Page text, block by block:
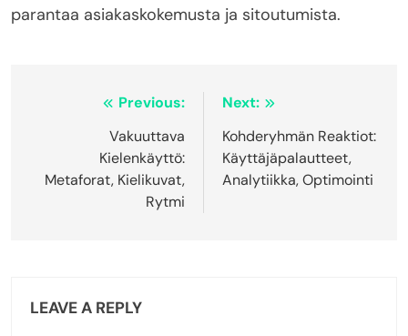
parantaa asiakaskokemusta ja sitoutumista.
navigation
Previous:
Vakuuttava
Kielenkäyttö:
Metaforat, Kielikuvat,
Rytmi
Next:
Kohderyhmän Reaktiot:
Käyttäjäpalautteet,
Analytiikka, Optimointi
LEAVE A REPLY